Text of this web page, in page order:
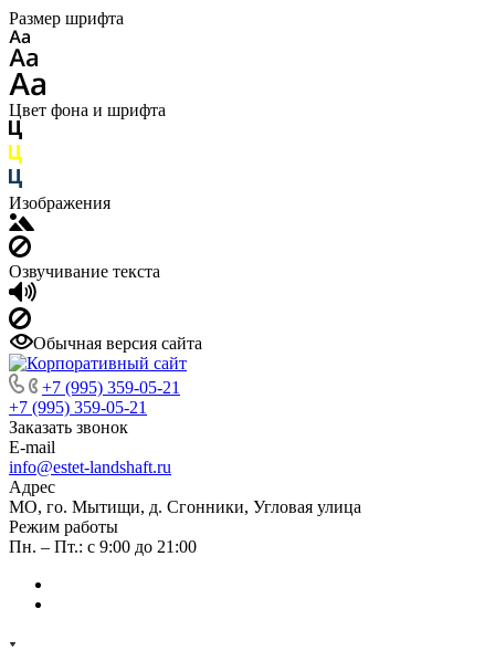
Размер шрифта
Цвет фона и шрифта
Изображения
Озвучивание текста
Обычная версия сайта
+7 (995) 359-05-21
+7 (995) 359-05-21
Заказать звонок
E-mail
info@estet-landshaft.ru
Адрес
МО, го. Мытищи, д. Сгонники, Угловая улица
Режим работы
Пн. – Пт.: с 9:00 до 21:00